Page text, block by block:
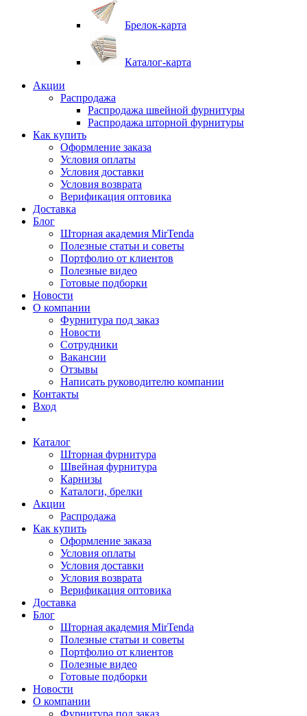
Брелок-карта
Каталог-карта
Акции
Распродажа
Распродажа швейной фурнитуры
Распродажа шторной фурнитуры
Как купить
Оформление заказа
Условия оплаты
Условия доставки
Условия возврата
Верификация оптовика
Доставка
Блог
Шторная академия MirTenda
Полезные статьи и советы
Портфолио от клиентов
Полезные видео
Готовые подборки
Новости
О компании
Фурнитура под заказ
Новости
Сотрудники
Вакансии
Отзывы
Написать руководителю компании
Контакты
Вход
Каталог
Шторная фурнитура
Швейная фурнитура
Карнизы
Каталоги, брелки
Акции
Распродажа
Как купить
Оформление заказа
Условия оплаты
Условия доставки
Условия возврата
Верификация оптовика
Доставка
Блог
Шторная академия MirTenda
Полезные статьи и советы
Портфолио от клиентов
Полезные видео
Готовые подборки
Новости
О компании
Фурнитура под заказ